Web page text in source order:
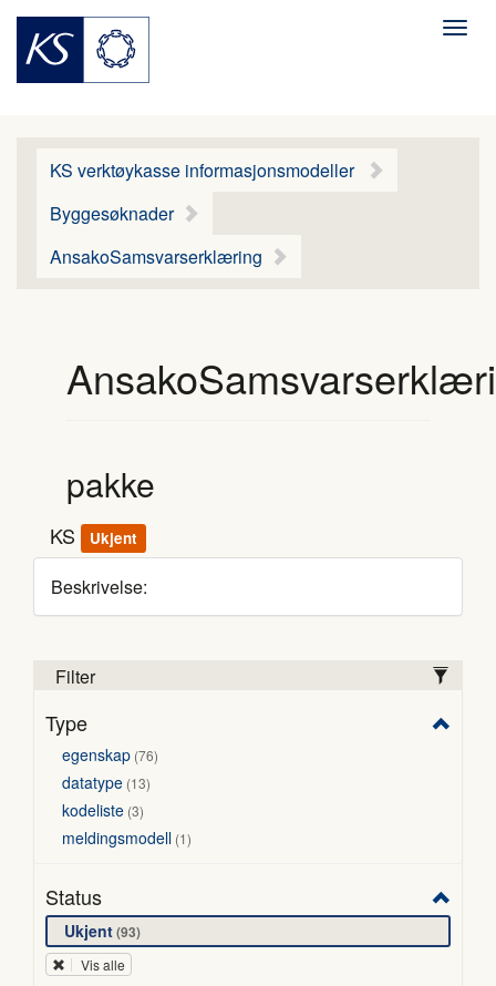
Meny
KS verktøykasse informasjonsmodeller
Byggesøknader
AnsakoSamsvarserklæring
pakke
KS Ukjent
Beskrivelse:
Filter
Type
egenskap 76
datatype 13
kodeliste 3
meldingsmodell 1
Status
Ukjent93
Vis alle